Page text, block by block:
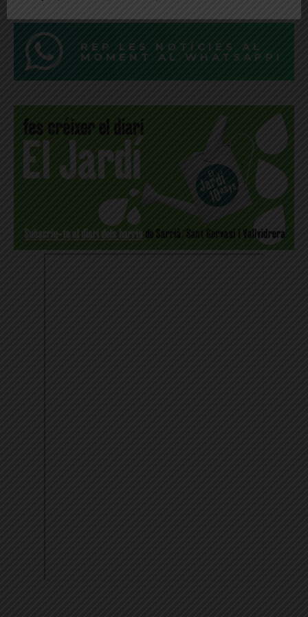
REP LES NOTÍCIES AL
MOMENT AL WHATSAPP!